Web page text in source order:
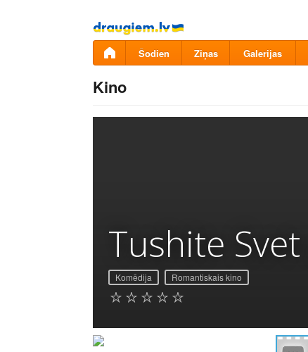
Pāriet
uz
saturu
Šodien Ziņas Galerijas
Kino
Tushite Svet
Komēdija Romantiskais kino